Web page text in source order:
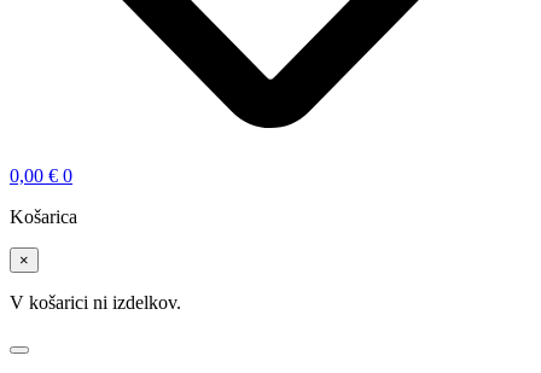
0,00 € 0
Košarica
×
V košarici ni izdelkov.